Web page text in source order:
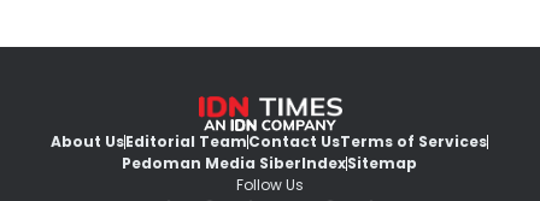
About UsEditorial TeamContact UsTerms of Services
Pedoman Media SiberIndexSitemap
Follow Us